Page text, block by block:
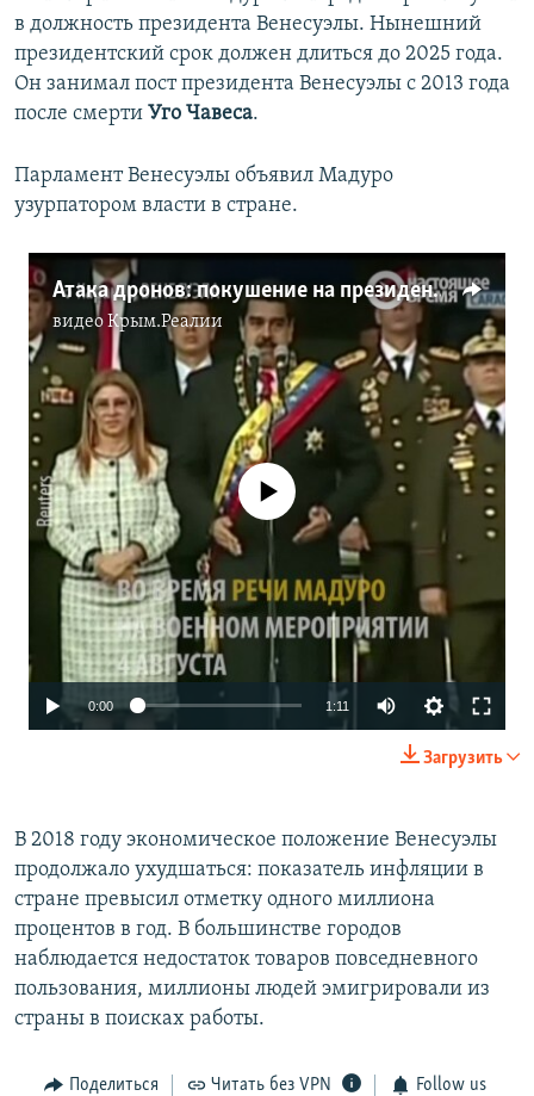
в должность президента Венесуэлы. Нынешний
президентский срок должен длиться до 2025 года.
Он занимал пост президента Венесуэлы с 2013 года
после смерти Уго Чавеса.
Парламент Венесуэлы объявил Мадуро
узурпатором власти в стране.
Атака дронов: покушение на президента Венесуэлы (видео)
видеоКрым.Реалии
No media source currently available
0:00 1:11
Загрузить
В 2018 году экономическое положение Венесуэлы
продолжало ухудшаться: показатель инфляции в
стране превысил отметку одного миллиона
процентов в год. В большинстве городов
наблюдается недостаток товаров повседневного
пользования, миллионы людей эмигрировали из
страны в поисках работы.
Поделиться Читать без VPN Follow us